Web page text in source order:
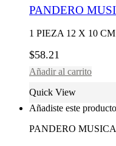
PANDERO
1 PIEZA 12 X 10 CM
$58.21
Añadir al carrito
Quick View
Añadiste este
PANDERO